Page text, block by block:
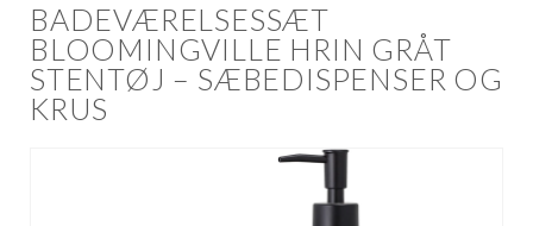
BADEVÆRELSESSÆT
BLOOMINGVILLE HRIN GRÅT
STENTØJ – SÆBEDISPENSER OG
KRUS